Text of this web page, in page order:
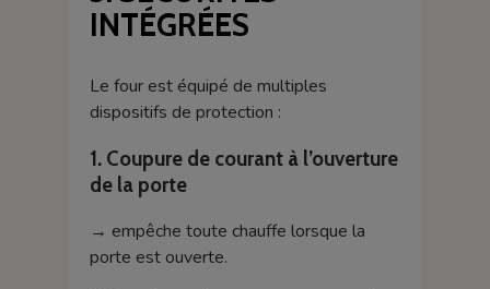
INTÉGRÉES
Le four est équipé de multiples
dispositifs de protection :
1. Coupure de courant à l’ouverture
de la porte
→ empêche toute chauffe lorsque la
porte est ouverte.